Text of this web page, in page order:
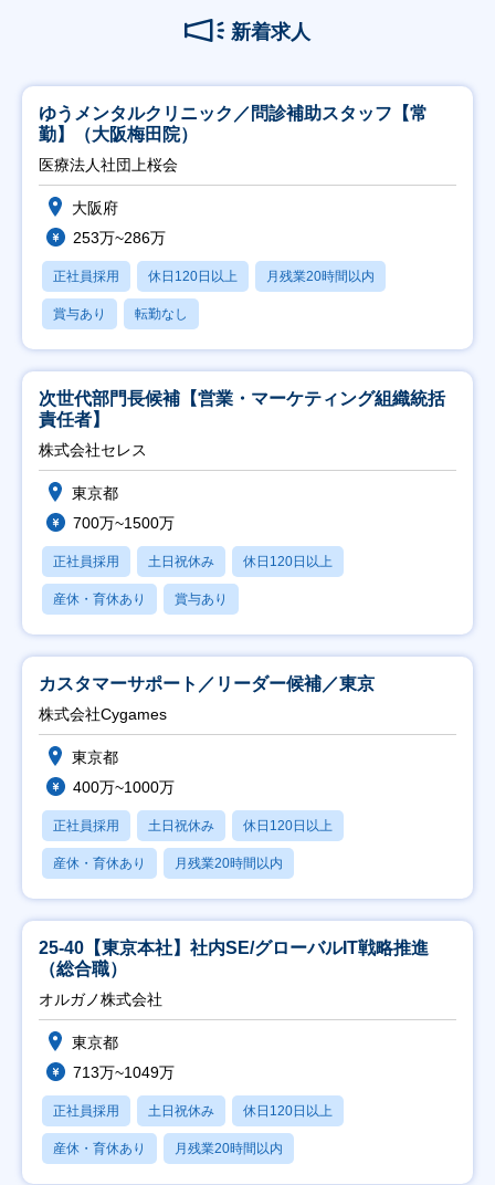
新着求人
ゆうメンタルクリニック／問診補助スタッフ【常
勤】（大阪梅田院）
医療法人社団上桜会
大阪府
253万~286万
正社員採用 休日120日以上 月残業20時間以内
賞与あり 転勤なし
次世代部門長候補【営業・マーケティング組織統括
責任者】
株式会社セレス
東京都
700万~1500万
正社員採用 土日祝休み 休日120日以上
産休・育休あり 賞与あり
カスタマーサポート／リーダー候補／東京
株式会社Cygames
東京都
400万~1000万
正社員採用 土日祝休み 休日120日以上
産休・育休あり 月残業20時間以内
25-40【東京本社】社内SE/グローバルIT戦略推進
（総合職）
オルガノ株式会社
東京都
713万~1049万
正社員採用 土日祝休み 休日120日以上
産休・育休あり 月残業20時間以内